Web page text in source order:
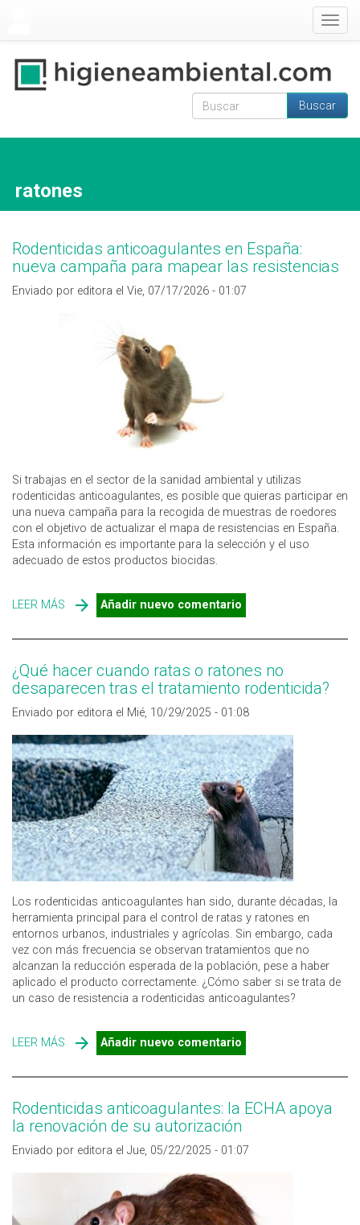
Formulario de
Buscar
ratones
Rodenticidas anticoagulantes en España:
nueva campaña para mapear las resistencias
Enviado por editora el Vie, 07/17/2026 - 01:07
Si trabajas en el sector de la sanidad ambiental y utilizas
rodenticidas anticoagulantes, es posible que quieras participar en
una nueva campaña para la recogida de muestras de roedores
con el objetivo de actualizar el mapa de resistencias en España.
Esta información es importante para la selección y el uso
adecuado de estos productos biocidas.
LEER MÁS SOBRE RODENTICIDAS ANTICOAGULANTES EN ESPAÑA:
NUEVA CAMPAÑA PARA MAPEAR LAS RESISTENCIAS
Añadir nuevo comentario
¿Qué hacer cuando ratas o ratones no
desaparecen tras el tratamiento rodenticida?
Enviado por editora el Mié, 10/29/2025 - 01:08
Los rodenticidas anticoagulantes han sido, durante décadas, la
herramienta principal para el control de ratas y ratones en
entornos urbanos, industriales y agrícolas. Sin embargo, cada
vez con más frecuencia se observan tratamientos que no
alcanzan la reducción esperada de la población, pese a haber
aplicado el producto correctamente. ¿Cómo saber si se trata de
un caso de resistencia a rodenticidas anticoagulantes?
LEER MÁS SOBRE ¿QUÉ HACER CUANDO RATAS O RATONES NO
DESAPARECEN TRAS EL TRATAMIENTO RODENTICIDA?
Añadir nuevo comentario
Rodenticidas anticoagulantes: la ECHA apoya
la renovación de su autorización
Enviado por editora el Jue, 05/22/2025 - 01:07